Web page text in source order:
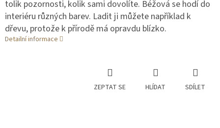
tolik pozornosti, kolik sami dovolíte. Béžová se hodí do
interiéru různých barev. Ladit ji můžete například k
dřevu, protože k přírodě má opravdu blízko.
Detailní informace
ZEPTAT SE HLÍDAT SDÍLET